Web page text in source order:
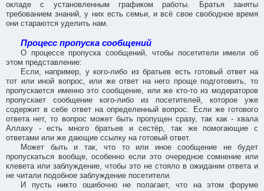
окладе с установленным графиком работы. Братья заняты
требованием знаний, у них есть семьи, и всё свое свободное время
они стараются уделить нам.
Процесс пропуска сообщений
О процессе пропуска сообщений, чтобы посетители имели об
этом представление:
Если, например, у кого-либо из братьев есть готовый ответ на
тот или иной вопрос, или же ответ на него проще подготовить, то
пропускается именно это сообщение, или же кто-то из модераторов
пропускает сообщение кого-либо из посетителей, которое уже
содержит в себе ответ на определенный вопрос. Если же готового
ответа нет, то вопрос может быть пропущен сразу, так как - хвала
Аллаху - есть много братьев и сестёр, так же помогающие с
ответами или же дающие ссылку на готовый ответ.
Может быть и так, что то или иное сообщение не будет
пропускаться вообще, особенно если это очередное сомнение или
клевета или заблуждение, чтобы это не стояло в ожидании ответа и
не читали подобное заблуждение посетители.
И пусть никто ошибочно не полагает, что на этом форуме